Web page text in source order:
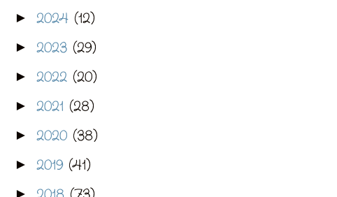
► 2024 (12)
► 2023 (29)
► 2022 (20)
► 2021 (28)
► 2020 (38)
► 2019 (41)
►